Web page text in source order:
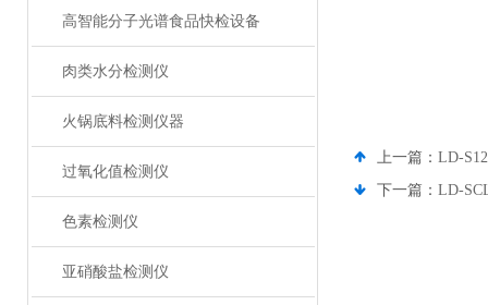
高智能分子光谱食品快检设备
肉类水分检测仪
火锅底料检测仪器
过氧化值检测仪
色素检测仪
亚硝酸盐检测仪
上一篇： LD-
下一篇： LD-